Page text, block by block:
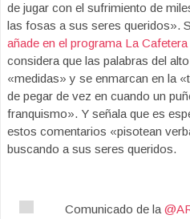
de jugar con el sufrimiento de
las fosas a sus seres queridos».
añade en el programa La
considera que las palabras del
«medidas» y se enmarcan en la
de pegar de vez en cuando un
franquismo». Y señala que es
estos comentarios «pisotean
buscando a sus seres queridos.
Comunicado de la